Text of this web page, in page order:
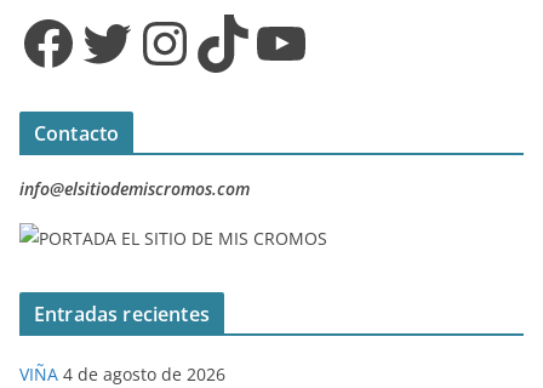
Facebook Twitter InstagramTikTok YouTube
Contacto
info@elsitiodemiscromos.com
Entradas recientes
VIÑA 4 de agosto de 2026